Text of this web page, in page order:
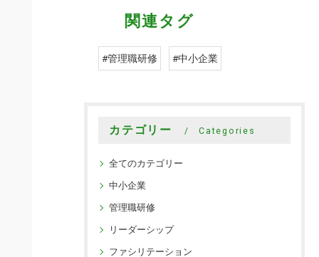
関連タグ
#管理職研修 #中小企業
カテゴリー Categories
全てのカテゴリー
中小企業
管理職研修
リーダーシップ
ファシリテーション